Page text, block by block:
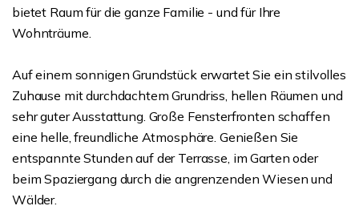
bietet Raum für die ganze Familie - und für Ihre
Wohnträume.
Auf einem sonnigen Grundstück erwartet Sie ein stilvolles
Zuhause mit durchdachtem Grundriss, hellen Räumen und
sehr guter Ausstattung. Große Fensterfronten schaffen
eine helle, freundliche Atmosphäre. Genießen Sie
entspannte Stunden auf der Terrasse, im Garten oder
beim Spaziergang durch die angrenzenden Wiesen und
Wälder.